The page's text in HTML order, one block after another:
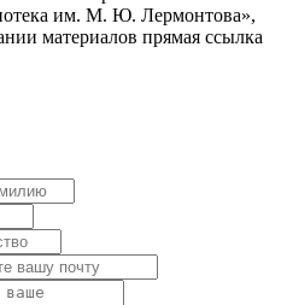
им. М. Ю. Лермонтова»,
материалов прямая ссылка